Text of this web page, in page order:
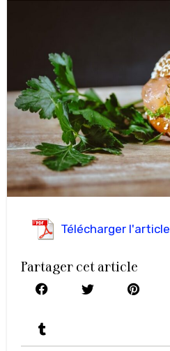
Télécharger l'article
Partager cet article